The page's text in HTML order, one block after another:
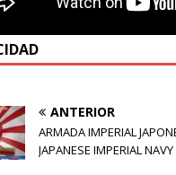
ANTERIOR
ARMADA IMPERIAL
JAPANESE IMPERIAL NAVY